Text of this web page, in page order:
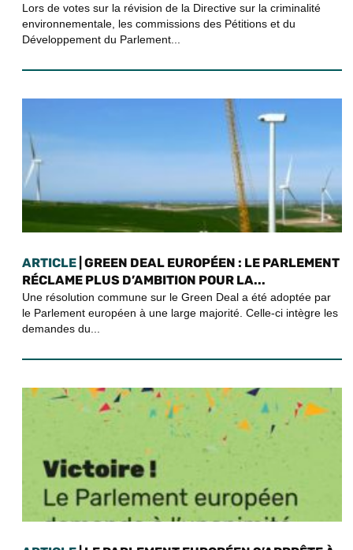
Lors de votes sur la révision de la Directive sur la criminalité
environnementale, les commissions des Pétitions et du
Développement du Parlement...
ARTICLE | GREEN DEAL EUROPÉEN : LE PARLEMENT
RÉCLAME PLUS D’AMBITION POUR LA...
Une résolution commune sur le Green Deal a été adoptée par
le Parlement européen à une large majorité. Celle-ci intègre les
demandes du...